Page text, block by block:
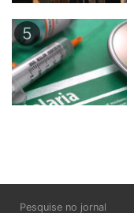
5
Pesquise no jornal